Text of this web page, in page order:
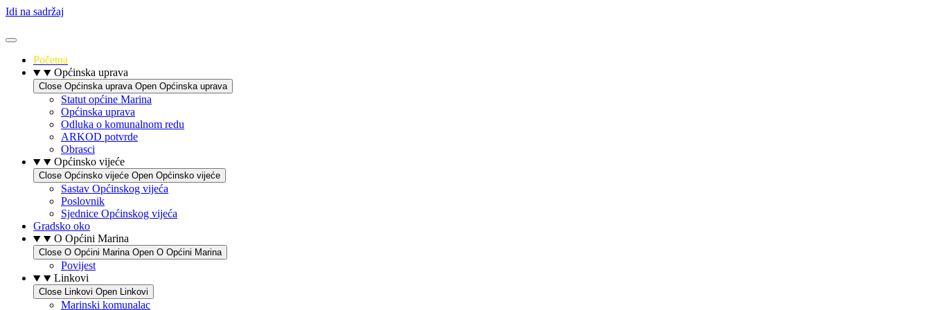
Idi na sadržaj
Početna
Općinska uprava
Close Općinska uprava Open Općinska uprava
Statut općine Marina
Općinska uprava
Odluka o komunalnom redu
ARKOD potvrde
Obrasci
Općinsko vijeće
Close Općinsko vijeće Open Općinsko vijeće
Sastav Općinskog vijeća
Poslovnik
Sjednice Općinskog vijeća
Gradsko oko
O Općini Marina
Close O Općini Marina Open O Općini Marina
Povijest
Linkovi
Close Linkovi Open Linkovi
Marinski komunalac